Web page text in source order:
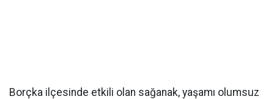
Borçka ilçesinde etkili olan sağanak, yaşamı olumsuz